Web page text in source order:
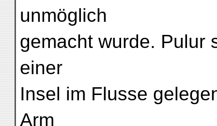
unmöglich
gemacht wurde. Pulur
einer
Insel im Flusse
Arm